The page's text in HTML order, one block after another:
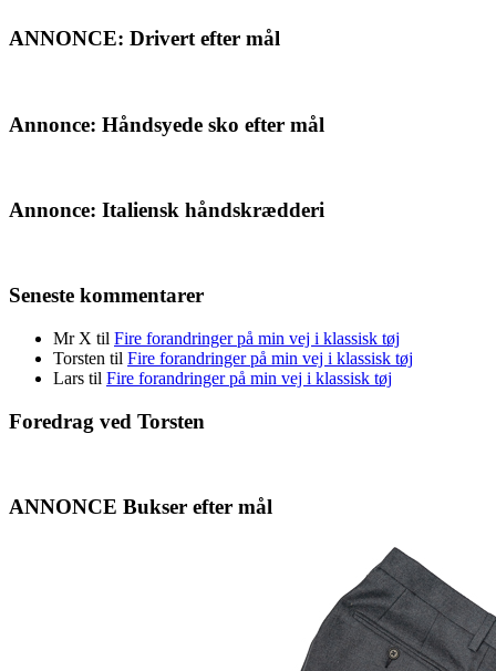
ANNONCE: Drivert efter mål
Annonce: Håndsyede sko efter mål
Annonce: Italiensk håndskrædderi
Seneste kommentarer
Mr X til Fire forandringer på min vej i klassisk tøj
Torsten til Fire forandringer på min vej i klassisk tøj
Lars til Fire forandringer på min vej i klassisk tøj
Foredrag ved Torsten
ANNONCE Bukser efter mål